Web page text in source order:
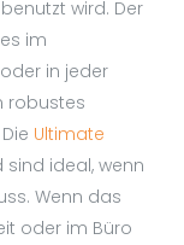
wird. Der
im
in jeder
robustes
Ultimate
ideal, wenn
Wenn das
oder im Büro